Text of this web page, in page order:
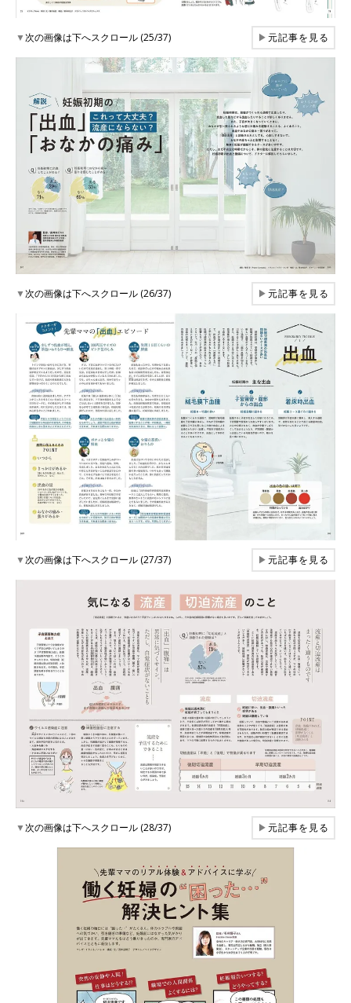
▼次の画像は下へスクロール (25/37) ▶元記事を見る
▼次の画像は下へスクロール (26/37) ▶元記事を見る
▼次の画像は下へスクロール (27/37) ▶元記事を見る
▼次の画像は下へスクロール (28/37) ▶元記事を見る